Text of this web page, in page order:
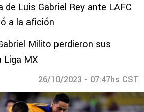
de Luis Gabriel Rey ante LAFC
a la afición
Milito perdieron sus
Liga MX
26/10/2023 - 07:47hs CST